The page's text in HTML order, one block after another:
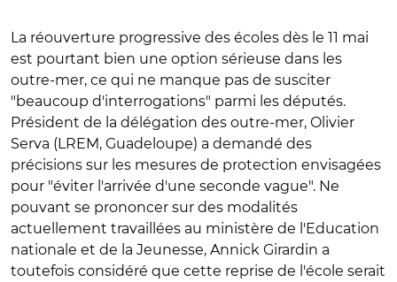
La réouverture progressive des écoles dès le 11 mai
est pourtant bien une option sérieuse dans les
outre-mer, ce qui ne manque pas de susciter
"beaucoup d'interrogations" parmi les députés.
Président de la délégation des outre-mer, Olivier
Serva (LREM, Guadeloupe) a demandé des
précisions sur les mesures de protection envisagées
pour "éviter l'arrivée d'une seconde vague". Ne
pouvant se prononcer sur des modalités
actuellement travaillées au ministère de l'Education
nationale et de la Jeunesse, Annick Girardin a
toutefois considéré que cette reprise de l'école serait